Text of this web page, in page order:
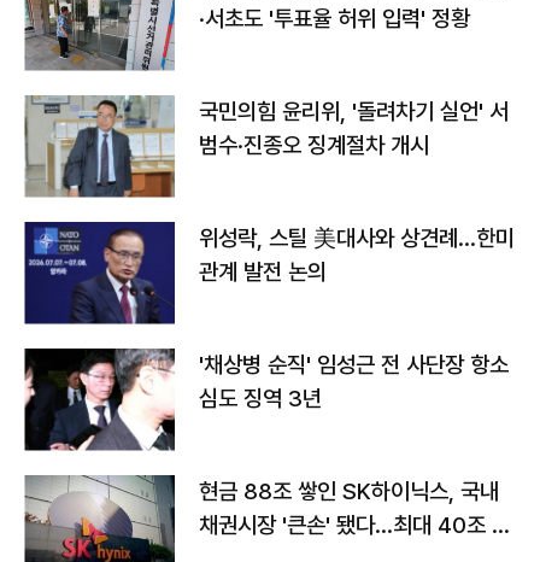
·서초도 '투표율 허위 입력' 정황
국민의힘 윤리위, '돌려차기 실언' 서
범수·진종오 징계절차 개시
위성락, 스틸 美대사와 상견례…한미
관계 발전 논의
'채상병 순직' 임성근 전 사단장 항소
심도 징역 3년
현금 88조 쌓인 SK하이닉스, 국내
채권시장 '큰손' 됐다…최대 40조 투